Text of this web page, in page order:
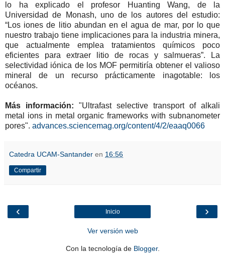
lo ha explicado el profesor Huanting Wang, de la
Universidad de Monash, uno de los autores del estudio:
“Los iones de litio abundan en el agua de mar, por lo que
nuestro trabajo tiene implicaciones para la industria minera,
que actualmente emplea tratamientos químicos poco
eficientes para extraer litio de rocas y salmueras”. La
selectividad iónica de los MOF permitiría obtener el valioso
mineral de un recurso prácticamente inagotable: los
océanos.
Más información: "Ultrafast selective transport of alkali
metal ions in metal organic frameworks with subnanometer
pores". advances.sciencemag.org/content/4/2/eaaq0066
Catedra UCAM-Santander en 16:56
Compartir
‹ ›
Inicio
Ver versión web
Con la tecnología de Blogger.